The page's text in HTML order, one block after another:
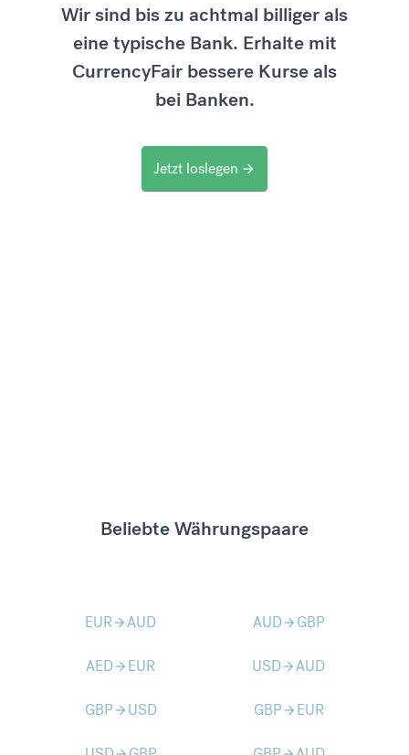
Wir sind bis zu achtmal billiger als
eine typische Bank. Erhalte mit
CurrencyFair bessere Kurse als
bei Banken.
Jetzt loslegen arrow_forward
Beliebte Währungspaare
EURarrow_forwardAUD AUDarrow_forward GBP
AEDarrow_forward EUR USDarrow_forwardAUD
GBParrow_forward USD GBParrow_forward EUR